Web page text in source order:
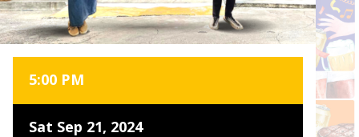
5:00 PM
Sat Sep 21, 2024